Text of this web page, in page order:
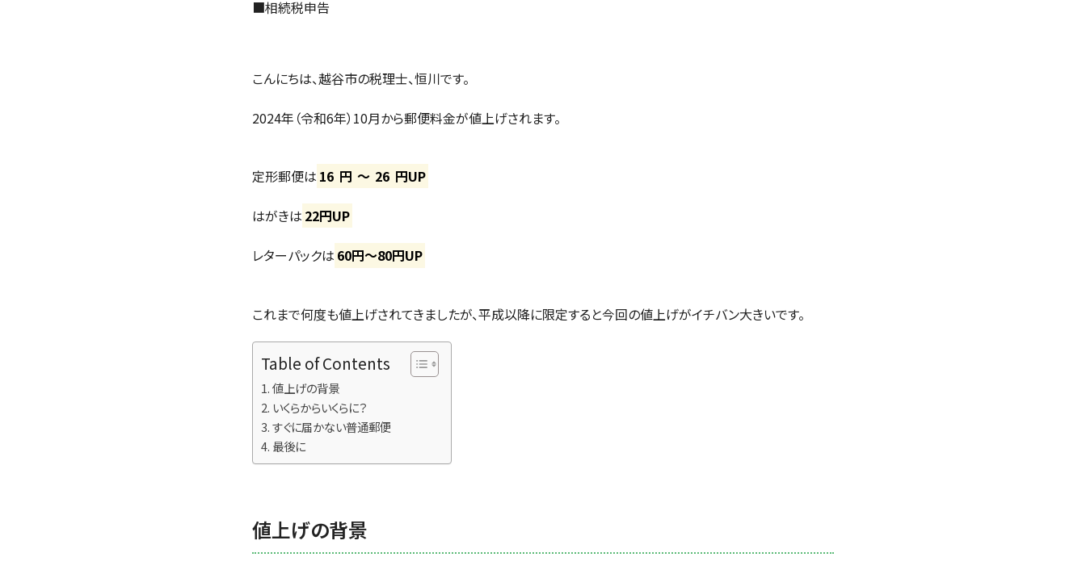
■相続税申告
こんにちは、越谷市の税理士、恒川です。
2024年（令和6年）10月から郵便料金が値上げされます。
定形郵便は 16 円 ～ 26 円UP
はがきは 22円UP
レターパックは 60円～80円UP
これまで何度も値上げされてきましたが、平成以降に限定すると今回の値上げがイチバン大きいです。
Table of Contents
値上げの背景
いくらからいくらに？
すぐに届かない普通郵便
最後に
値上げの背景